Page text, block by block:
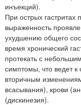
инъекций).
При острых гастритах
выраженность
ухудшению общего
время хронический
протекать с
симптомы, что ведет к
вторичным
всасывания), крови
(дискинезия).